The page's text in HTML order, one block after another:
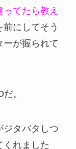
ってたら教え
にしてそう
が握られて
。
ジタバタしつ
くれました